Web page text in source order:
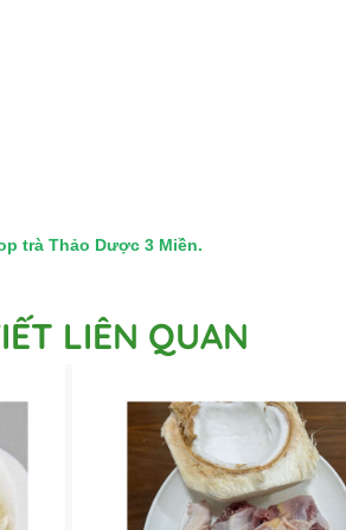
trà Thảo Dược 3 Miền.
LIÊN QUAN